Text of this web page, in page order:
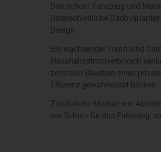
Das schont Fahrzeug und
Unterschiedliche
Design.
Ein wachsender Trend sind
Haushaltsstromverbrauch
zentralen Baustein eines
Effizienz gewährleistet bleiben.
Zusätzliche Module wie
nur Schutz für das Fahrzeug,